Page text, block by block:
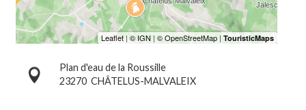
Plan d'eau de la Roussille
23270 CHÂTELUS-MALVALEIX